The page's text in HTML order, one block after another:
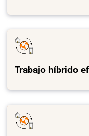
Trabajo híbrido